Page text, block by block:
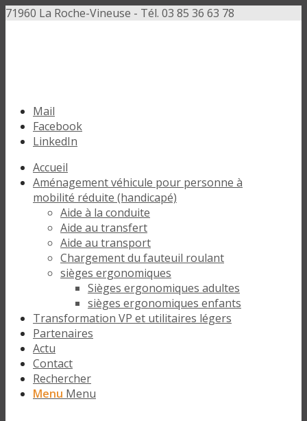
71960 La Roche-Vineuse - Tél. 03 85 36 63 78
Mail
Facebook
LinkedIn
Accueil
Aménagement véhicule pour personne à
mobilité réduite (handicapé)
Aide à la conduite
Aide au transfert
Aide au transport
Chargement du fauteuil roulant
sièges ergonomiques
Sièges ergonomiques adultes
sièges ergonomiques enfants
Transformation VP et utilitaires légers
Partenaires
Actu
Contact
Rechercher
Menu Menu